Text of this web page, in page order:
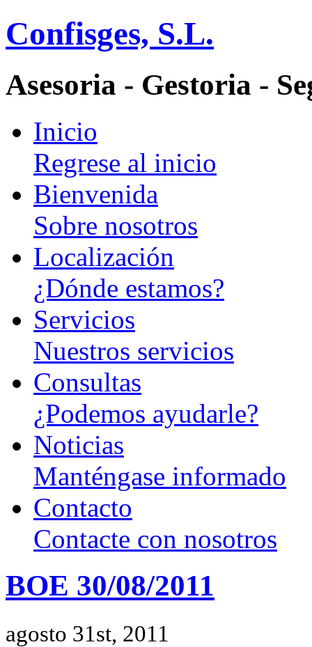
Confisges, S.L.
Asesoria - Gestoria -
Inicio
Regrese al inicio
Bienvenida
Sobre nosotros
Localización
¿Dónde estamos?
Servicios
Nuestros servicios
Consultas
¿Podemos ayudarle?
Noticias
Manténgase informado
Contacto
Contacte con nosotros
BOE 30/08/2011
agosto 31st, 2011